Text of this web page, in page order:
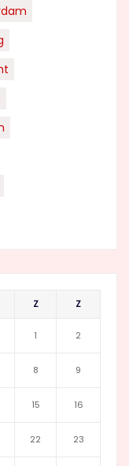
Z Z
1 2
8 9
15 16
22 23